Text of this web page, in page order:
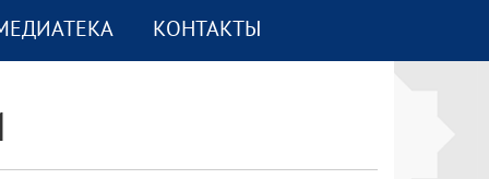
КОНТАКТЫ